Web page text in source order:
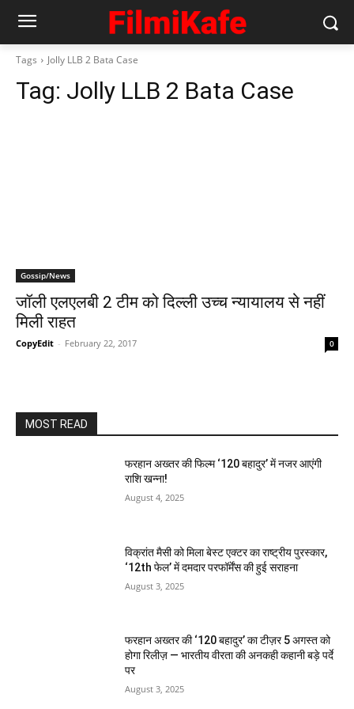
Tags Jolly LLB 2 Bata Case
Tag: Jolly LLB 2 Bata Case
Gossip/News
जॉली एलएलबी 2 टीम को दिल्‍ली उच्‍च न्‍यायालय से नहीं
मिली राहत
CopyEdit - February 22, 2017 0
MOST READ
फरहान अख्तर की फिल्म ‘120 बहादुर’ में नजर आएंगी
राशि खन्ना!
August 4, 2025
विक्रांत मैसी को मिला बेस्ट एक्टर का राष्ट्रीय पुरस्कार,
‘12th फेल’ में दमदार परफॉर्मेंस की हुई सराहना
August 3, 2025
फरहान अख्तर की ‘120 बहादुर’ का टीज़र 5 अगस्त को
होगा रिलीज़ — भारतीय वीरता की अनकही कहानी बड़े पर्दे
पर
August 3, 2025